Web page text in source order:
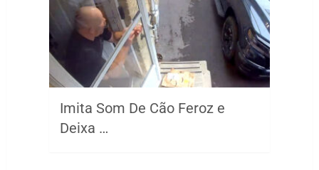
Imita Som De Cão Feroz e
Deixa …